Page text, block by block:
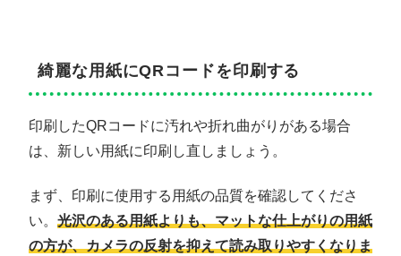
綺麗な用紙にQRコードを印刷する
印刷したQRコードに汚れや折れ曲がりがある場合
は、新しい用紙に印刷し直しましょう。
まず、印刷に使用する用紙の品質を確認してくださ
い。 光沢のある用紙よりも、マットな仕上がりの用紙
の方が、カメラの反射を抑えて読み取りやすくなりま